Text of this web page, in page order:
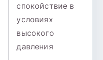
спокойствие в
условиях
высокого
давления